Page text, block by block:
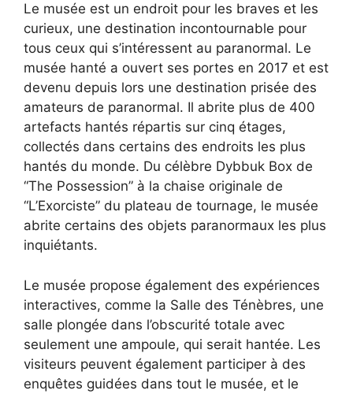
Le musée est un endroit pour les braves et les
curieux, une destination incontournable pour
tous ceux qui s’intéressent au paranormal. Le
musée hanté a ouvert ses portes en 2017 et est
devenu depuis lors une destination prisée des
amateurs de paranormal. Il abrite plus de 400
artefacts hantés répartis sur cinq étages,
collectés dans certains des endroits les plus
hantés du monde. Du célèbre Dybbuk Box de
“The Possession” à la chaise originale de
“L’Exorciste” du plateau de tournage, le musée
abrite certains des objets paranormaux les plus
inquiétants.
Le musée propose également des expériences
interactives, comme la Salle des Ténèbres, une
salle plongée dans l’obscurité totale avec
seulement une ampoule, qui serait hantée. Les
visiteurs peuvent également participer à des
enquêtes guidées dans tout le musée, et le